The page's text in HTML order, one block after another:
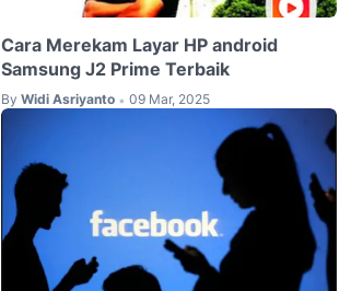
Cara Merekam Layar HP android
Samsung J2 Prime Terbaik
By Widi Asriyanto • 09 Mar, 2025